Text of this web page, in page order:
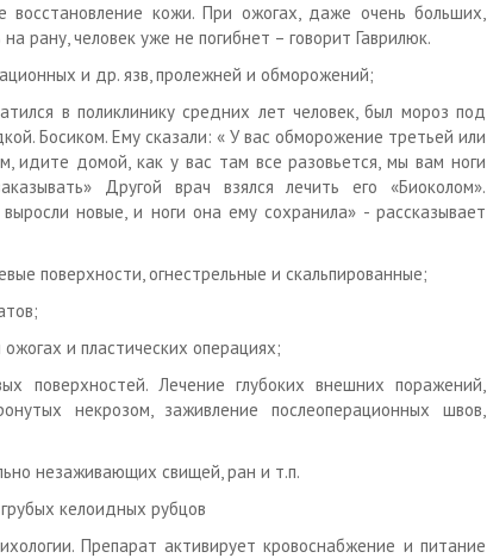
восстановление кожи. При ожогах, даже очень больших,
рану, человек уже не погибнет – говорит Гаврилюк.
и др. язв, пролежней и обморожений;
в поликлинику средних лет человек, был мороз под
Босиком. Ему сказали: « У вас обморожение третьей или
идите домой, как у вас там все разовьется, мы вам ноги
Другой врач взялся лечить его «Биоколом».
новые, и ноги она ему сохранила» - рассказывает
поверхности, огнестрельные и скальпированные;
и пластических операциях;
поверхностей. Лечение глубоких внешних поражений,
некрозом, заживление послеоперационных швов,
незаживающих свищей, ран и т.п.
келоидных рубцов
Препарат активирует кровоснабжение и питание